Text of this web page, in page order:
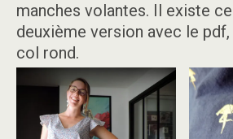
manches volantes. Il existe
deuxième version avec le
col rond.